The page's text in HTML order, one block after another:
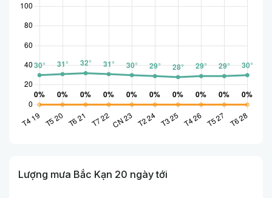
Lượng mưa Bắc Kạn 20 ngày tới